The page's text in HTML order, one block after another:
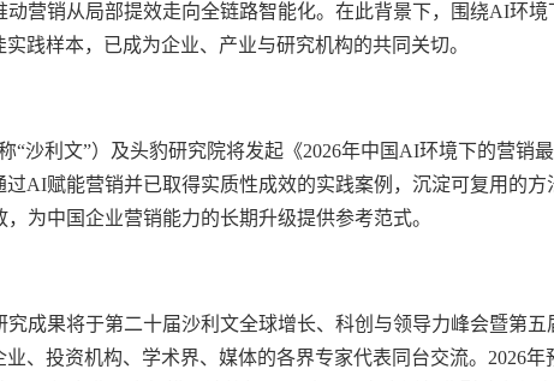
营销从局部提效走向全链路智能化。在此背景下，围绕AI环境
践样本，已成为企业、产业与研究机构的共同关切。
“沙利文”）及头豹研究院将发起《2026年中国AI环境下的营销
AI赋能营销并已取得实质性成效的实践案例，沉淀可复用的方
为中国企业营销能力的长期升级提供参考范式。
成果将于第二十届沙利文全球增长、科创与领导力峰会暨第五
、投资机构、学术界、媒体的各界专家代表同台交流。2026年